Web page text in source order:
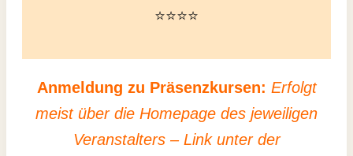
⭐⭐⭐⭐
Anmeldung zu Präsenzkursen: Erfolgt
meist über die Homepage des jeweiligen
Veranstalters – Link unter der